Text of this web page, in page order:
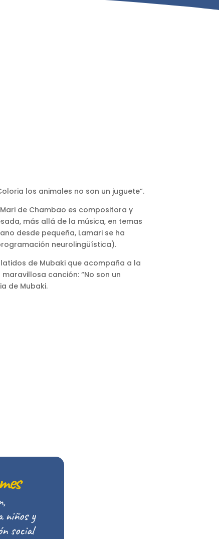
los animales no son un juguete”.
de Chambao es compositora y
más allá de la música, en temas
desde pequeña, Lamari se ha
neurolingüística).
de Mubaki que acompaña a la
canción: “No son un
de Mubaki.
niños y
social